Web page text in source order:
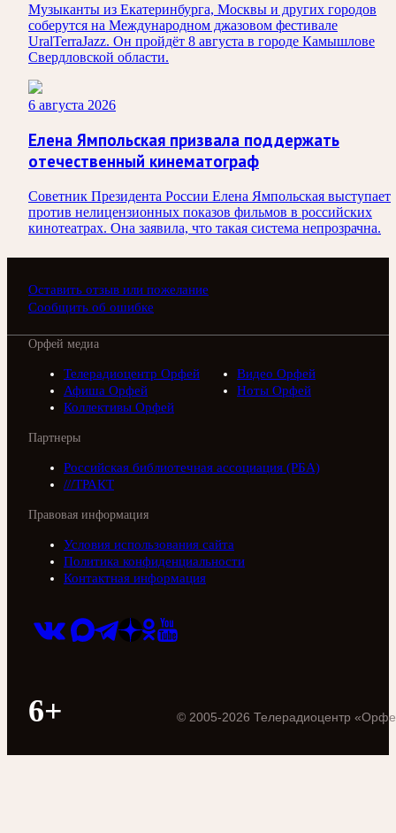
Музыканты из Екатеринбурга, Москвы и других городов
соберутся на Международном джазовом фестивале
UralTerraJazz. Он пройдёт 8 августа в городе Камышлове
Свердловской области.
6 августа 2026
Елена Ямпольская призвала поддержать
отечественный кинематограф
Советник Президента России Елена Ямпольская выступает
против нелицензионных показов фильмов в российских
кинотеатрах. Она заявила, что такая система непрозрачна.
Оставить отзыв или пожелание
Сообщить об ошибке
Орфей медиа
Телерадиоцентр Орфей
Видео Орфей
Афиша Орфей
Ноты Орфей
Коллективы Орфей
Партнеры
Российская библиотечная ассоциация (РБА)
///ТРАКТ
Правовая информация
Условия использования сайта
Политика конфиденциальности
Контактная информация
6+ © 2005-2026 Телерадиоцентр